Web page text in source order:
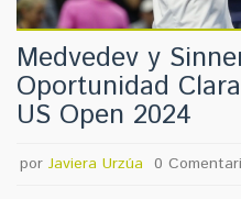
Medvedev y
Oportunidad
US Open 2024
por Javiera Urzúa 0